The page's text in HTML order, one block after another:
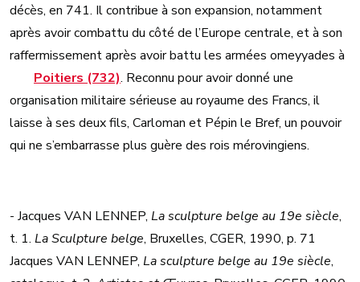
décès, en 741. Il contribue à son expansion, notamment
après avoir combattu du côté de l’Europe centrale, et à son
raffermissement après avoir battu les armées omeyyades à
Poitiers (732). Reconnu pour avoir donné une
organisation militaire sérieuse au royaume des Francs, il
laisse à ses deux fils, Carloman et Pépin le Bref, un pouvoir
qui ne s’embarrasse plus guère des rois mérovingiens.
- Jacques VAN LENNEP, La sculpture belge au 19e siècle,
t. 1. La Sculpture belge, Bruxelles, CGER, 1990, p. 71
Jacques VAN LENNEP, La sculpture belge au 19e siècle,